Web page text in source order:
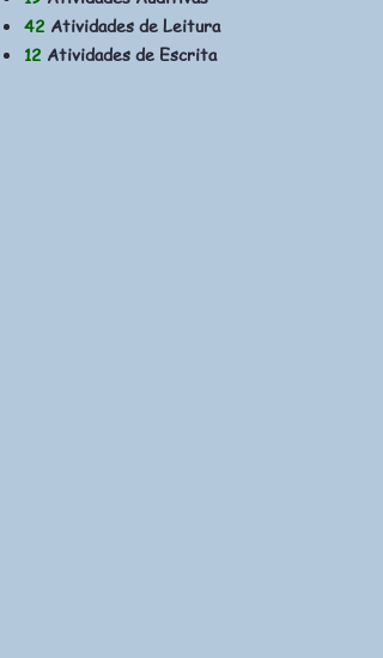
42 Atividades de Leitura
12 Atividades de Escrita